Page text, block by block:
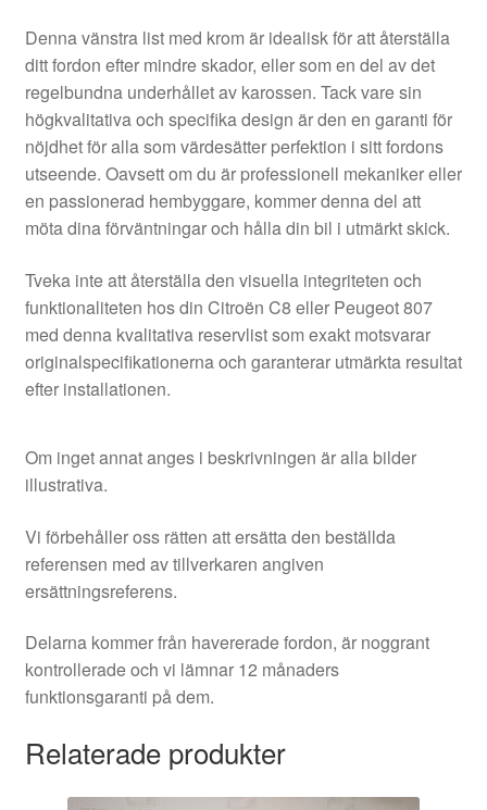
Denna vänstra list med krom är idealisk för att återställa
ditt fordon efter mindre skador, eller som en del av det
regelbundna underhållet av karossen. Tack vare sin
högkvalitativa och specifika design är den en garanti för
nöjdhet för alla som värdesätter perfektion i sitt fordons
utseende. Oavsett om du är professionell mekaniker eller
en passionerad hembyggare, kommer denna del att
möta dina förväntningar och hålla din bil i utmärkt skick.
Tveka inte att återställa den visuella integriteten och
funktionaliteten hos din Citroën C8 eller Peugeot 807
med denna kvalitativa reservlist som exakt motsvarar
originalspecifikationerna och garanterar utmärkta resultat
efter installationen.
Om inget annat anges i beskrivningen är alla bilder
illustrativa.
Vi förbehåller oss rätten att ersätta den beställda
referensen med av tillverkaren angiven
ersättningsreferens.
Delarna kommer från havererade fordon, är noggrant
kontrollerade och vi lämnar 12 månaders
funktionsgaranti på dem.
Relaterade produkter